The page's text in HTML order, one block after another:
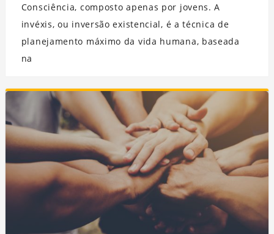
Consciência, composto apenas por jovens. A
invéxis, ou inversão existencial, é a técnica de
planejamento máximo da vida humana, baseada
na